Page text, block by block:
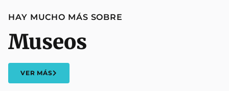
HAY MUCHO MÁS SOBRE
Museos
VER MÁS